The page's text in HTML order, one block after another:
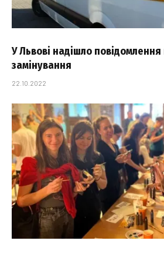
У Львові надішло
замінування
22.10.2022